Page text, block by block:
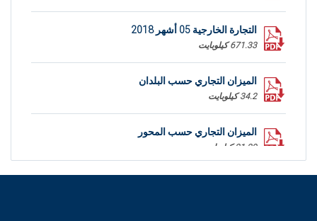
التجارة الخارجية 05 أشهر 2018
671.33 كيلوبايت
الميزان التجاري حسب البلدان
34.2 كيلوبايت
الميزان التجاري حسب المحور
21.29 كيلوبايت